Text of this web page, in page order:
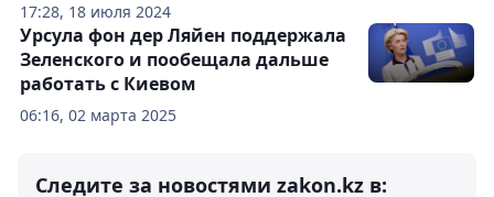
17:28, 18 июля 2024
06:16, 02 марта 2025
Урсула фон дер Ляйен поддержала
Зеленского и пообещала дальше
работать с Киевом
Следите за новостями zakon.kz в: